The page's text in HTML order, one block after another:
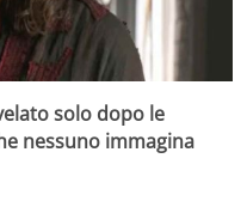
solo dopo le
nessuno immagina